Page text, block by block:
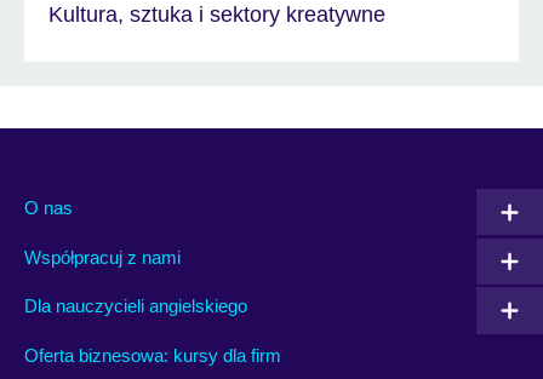
Kultura, sztuka i sektory kreatywne
O nas
Współpracuj z nami
Dla nauczycieli angielskiego
Oferta biznesowa: kursy dla firm